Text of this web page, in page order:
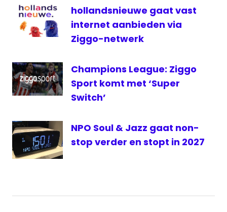
- Tsjechië
live
NPO
Oranje
live
Oranje
Oranje
live
stream
hollandsnieuwe gaat vast
internet aanbieden via
Ziggo-netwerk
Champions League: Ziggo
Sport komt met ‘Super
Switch’
NPO Soul & Jazz gaat non-
stop verder en stopt in 2027